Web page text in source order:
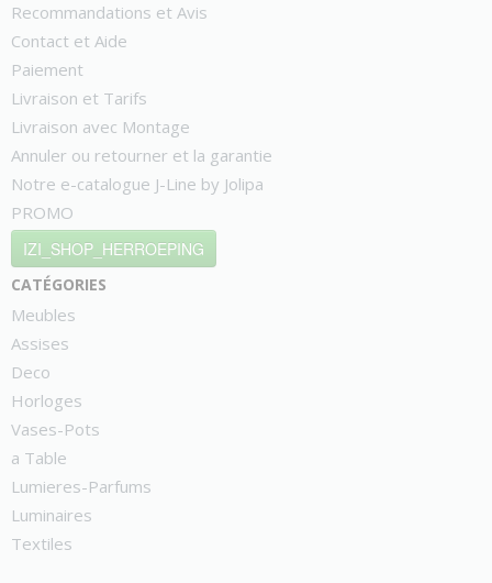
Recommandations et Avis
Contact et Aide
Paiement
Livraison et Tarifs
Livraison avec Montage
Annuler ou retourner et la garantie
Notre e-catalogue J-Line by Jolipa
PROMO
IZI_SHOP_HERROEPING
catégories
Meubles
Assises
Deco
Horloges
Vases-Pots
a Table
Lumieres-Parfums
Luminaires
Textiles